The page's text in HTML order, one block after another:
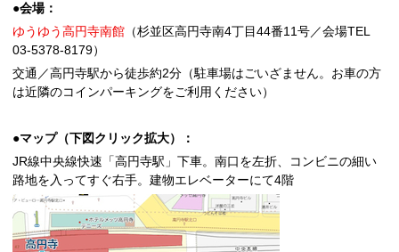
●会場：
ゆうゆう高円寺南館 （杉並区高円寺南4丁目44番11号／会場TEL
03-5378-8179）
交通／高円寺駅から徒歩約2分（駐車場はごいざません。お車の方
は近隣のコインパーキングをご利用ください）
●マップ（下図クリック拡大）：
JR線中央線快速「高円寺駅」下車。南口を左折、コンビニの細い
路地を入ってすぐ右手。建物エレベーターにて4階